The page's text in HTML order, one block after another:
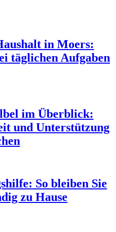
in Moers:
täglichen Aufgaben
im Überblick:
und Unterstützung
So bleiben Sie
zu Hause